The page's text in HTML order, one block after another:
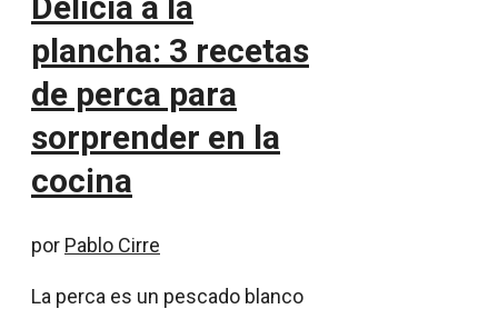
plancha: 3 recetas
de perca para
sorprender en la
cocina
por Pablo Cirre
La perca es un pescado blanco